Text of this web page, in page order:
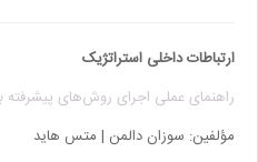
ارتباطات داخلی استراتژیک
راهنمای عملی اجرای روش‌های پیشرفته
مؤلفین: سوزان دالمن | متس هاید